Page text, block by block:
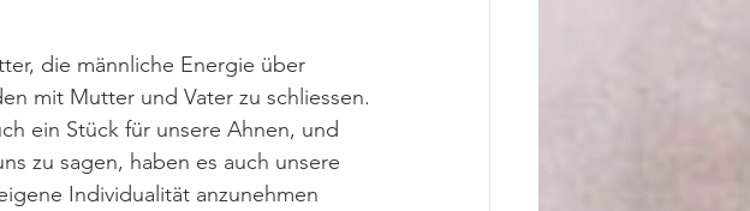
die männliche Energie über
mit Mutter und Vater zu schliessen.
ein Stück für unsere Ahnen, und
zu sagen, haben es auch unsere
Individualität anzunehmen